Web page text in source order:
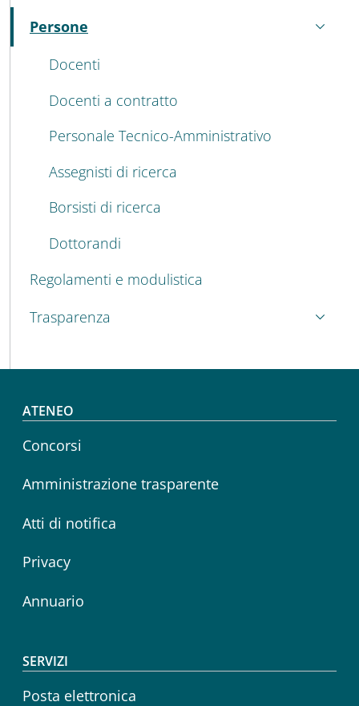
Persone
Attivo
Docenti
Docenti a contratto
Personale Tecnico-Amministrativo
Assegnisti di ricerca
Borsisti di ricerca
Dottorandi
Regolamenti e modulistica
Trasparenza
Footer menu
ATENEO
Concorsi
Amministrazione trasparente
Atti di notifica
Privacy
Annuario
SERVIZI
Posta elettronica